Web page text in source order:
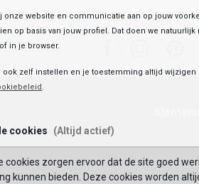
Mijn
onze website en communicatie aan op jouw
op basis van jouw profiel. Dat doen we
in je browser.
ook zelf instellen en je toestemming altijd
.
cookies (Altijd actief)
cookies zorgen ervoor dat de site goed
kunnen bieden. Deze cookies worden